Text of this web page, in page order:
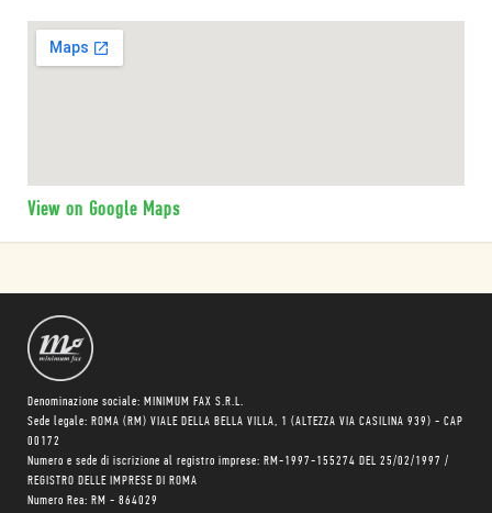
View on Google Maps
Denominazione sociale: MINIMUM FAX S.R.L.
Sede legale: ROMA (RM) VIALE DELLA BELLA VILLA, 1 (ALTEZZA VIA CASILINA 939) - CAP
00172
Numero e sede di iscrizione al registro imprese: RM-1997-155274 DEL 25/02/1997 /
REGISTRO DELLE IMPRESE DI ROMA
Numero Rea: RM - 864029